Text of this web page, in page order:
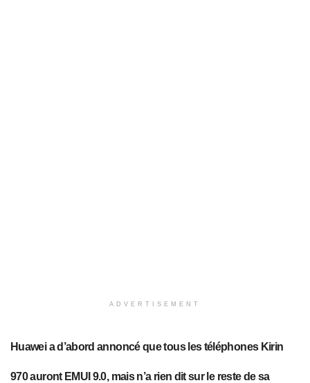
ADVERTISEMENT
Huawei a d’abord annoncé que tous les téléphones Kirin
970 auront EMUI 9.0, mais n’a rien dit sur le reste de sa